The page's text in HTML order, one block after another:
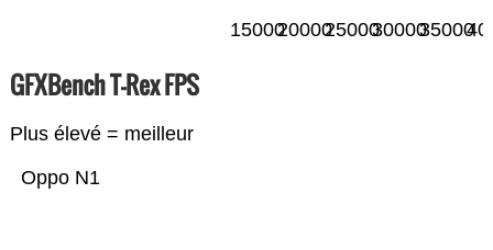
1500020000250003000035000
GFXBench T-Rex FPS
Plus élevé = meilleur
Oppo N1